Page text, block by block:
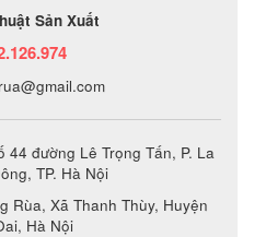
Sản Xuất
44 đường Lê Trọng Tấn, P. La
TP. Hà Nội
Rùa, Xã Thanh Thùy, Huyện
Hà Nội